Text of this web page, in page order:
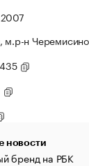
м.р-н
новости
бренд на РБК